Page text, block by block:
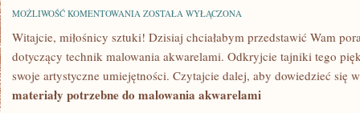
MOŻLIWOŚĆ KOMENTOWANIA TECHNIKI
AKWARELAMI
POCZĄTKUJĄCYCH:
PORADNIK
ZOSTAŁA WYŁĄCZONA
Witajcie, miłośnicy sztuki! Dzisiaj chciałabym przedstawić Wam​
dotyczący technik malowania akwarelami. Odkryjcie tajniki tego
swoje artystyczne umiejętności. Czytajcie dalej,⁢ aby dowiedzieć się
materiały potrzebne do malowania akwarelami